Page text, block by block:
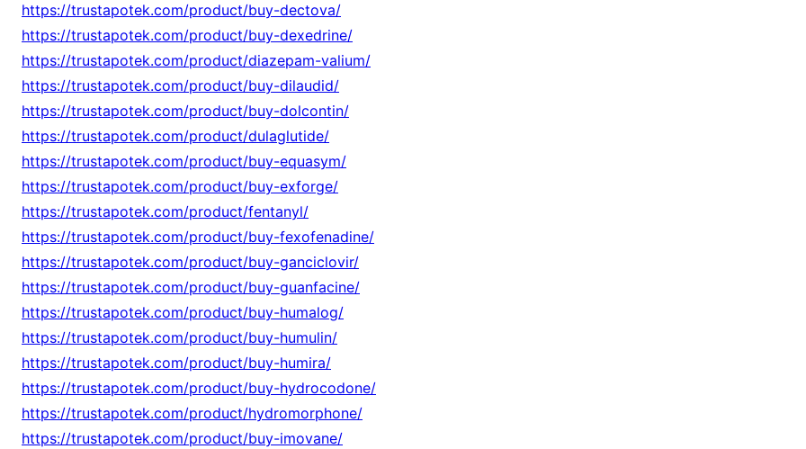
https://trustapotek.com/product/buy-dectova/
https://trustapotek.com/product/buy-dexedrine/
https://trustapotek.com/product/diazepam-valium/
https://trustapotek.com/product/buy-dilaudid/
https://trustapotek.com/product/buy-dolcontin/
https://trustapotek.com/product/dulaglutide/
https://trustapotek.com/product/buy-equasym/
https://trustapotek.com/product/buy-exforge/
https://trustapotek.com/product/fentanyl/
https://trustapotek.com/product/buy-fexofenadine/
https://trustapotek.com/product/buy-ganciclovir/
https://trustapotek.com/product/buy-guanfacine/
https://trustapotek.com/product/buy-humalog/
https://trustapotek.com/product/buy-humulin/
https://trustapotek.com/product/buy-humira/
https://trustapotek.com/product/buy-hydrocodone/
https://trustapotek.com/product/hydromorphone/
https://trustapotek.com/product/buy-imovane/